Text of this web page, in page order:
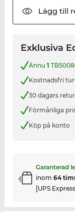
Lägg till
Exklusiva
Ännu 1
Kostnadsfri
30 dagars
Förmånliga
Köp på konto
Garanterad
inom 64
[UPS